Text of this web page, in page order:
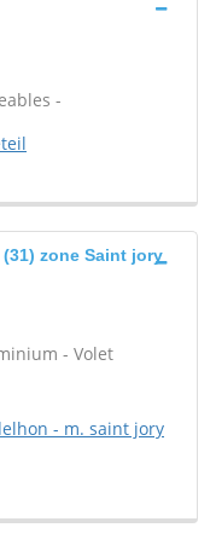
-
zone Saint jory
- Volet
- m. saint jory